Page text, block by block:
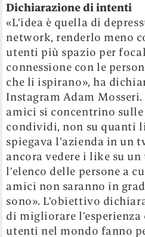
Dichiarazione di intenti
«L’idea è quella di
network, renderlo meno
utenti più spazio per
connessione con le
che li ispirano», ha
Instagram Adam
amici si concentrino
condividi, non su quanti
spiegava l’azienda in un
ancora vedere i like su
l’elenco delle persone a
amici non saranno in
sono». L’obiettivo
di migliorare
utenti nel mondo fanno